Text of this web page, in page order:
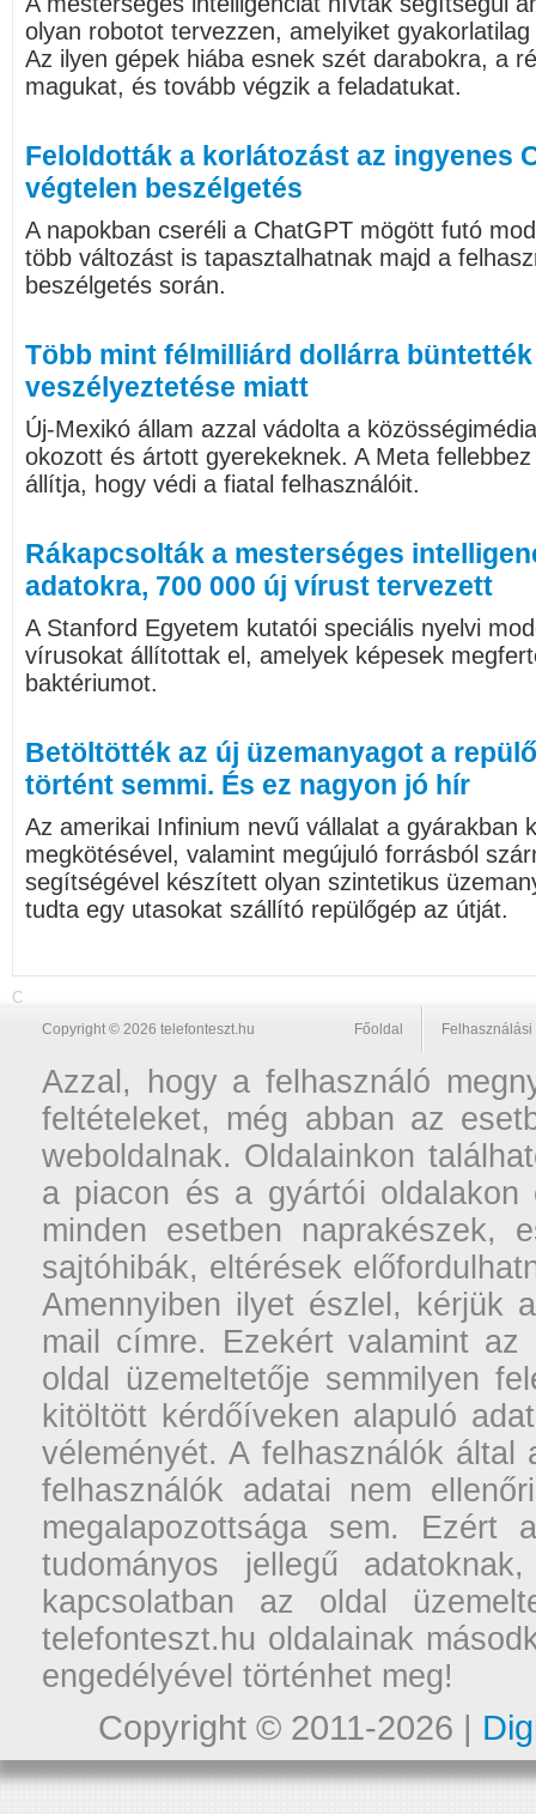
olyan robotot tervezzen, amelyiket
Az ilyen gépek hiába esnek szét darabokra, a
magukat, és tovább végzik a feladatukat.
Feloldották a korlátozást az ingyenes
végtelen beszélgetés
A napokban cseréli a ChatGPT mögött futó
több változást is tapasztalhatnak majd a
beszélgetés során.
Több mint félmilliárd dollárra
veszélyeztetése miatt
Új-Mexikó állam azzal vádolta a
okozott és ártott gyerekeknek. A Meta
állítja, hogy védi a fiatal felhasználóit.
Rákapcsolták a mesterséges
adatokra, 700 000 új vírust tervezett
A Stanford Egyetem kutatói speciális nyelvi
vírusokat állítottak el, amelyek képesek
baktériumot.
Betöltötték az új üzemanyagot a
történt semmi. És ez nagyon jó hír
Az amerikai Infinium nevű vállalat a gyárakban
megkötésével, valamint megújuló forrásból
segítségével készített olyan szintetikus
tudta egy utasokat szállító repülőgép az útját.
C
Copyright © 2026 telefonteszt.hu Főoldal
Azzal, hogy a felhasználó
feltételeket, még abban az
weboldalnak. Oldalainkon
a piacon és a gyártói oldalakon
minden esetben naprakészek,
sajtóhibák, eltérések
Amennyiben ilyet észlel, kérjük
mail címre. Ezekért valamint
oldal üzemeltetője semmilyen
kitöltött kérdőíveken alapuló
véleményét. A felhasználók
felhasználók adatai nem
megalapozottsága sem. Ezért
tudományos jellegű
kapcsolatban az oldal
telefonteszt.hu oldalainak
engedélyével történhet meg!
Copyright © 2011-2026 |